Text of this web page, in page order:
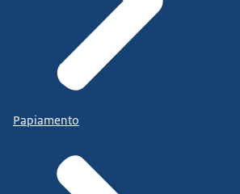
Papiamento